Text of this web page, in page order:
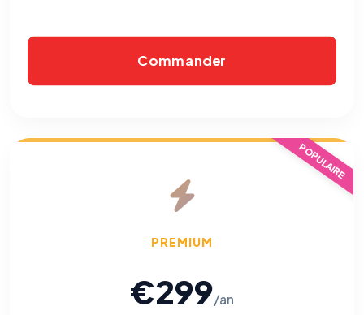
Commander
POPULAIRE
PREMIUM
€299/an